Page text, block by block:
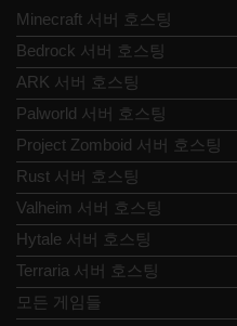
Minecraft 서버 호스팅
Bedrock 서버 호스팅
ARK 서버 호스팅
Palworld 서버 호스팅
Project Zomboid 서버 호스팅
Rust 서버 호스팅
Valheim 서버 호스팅
Hytale 서버 호스팅
Terraria 서버 호스팅
모든 게임들